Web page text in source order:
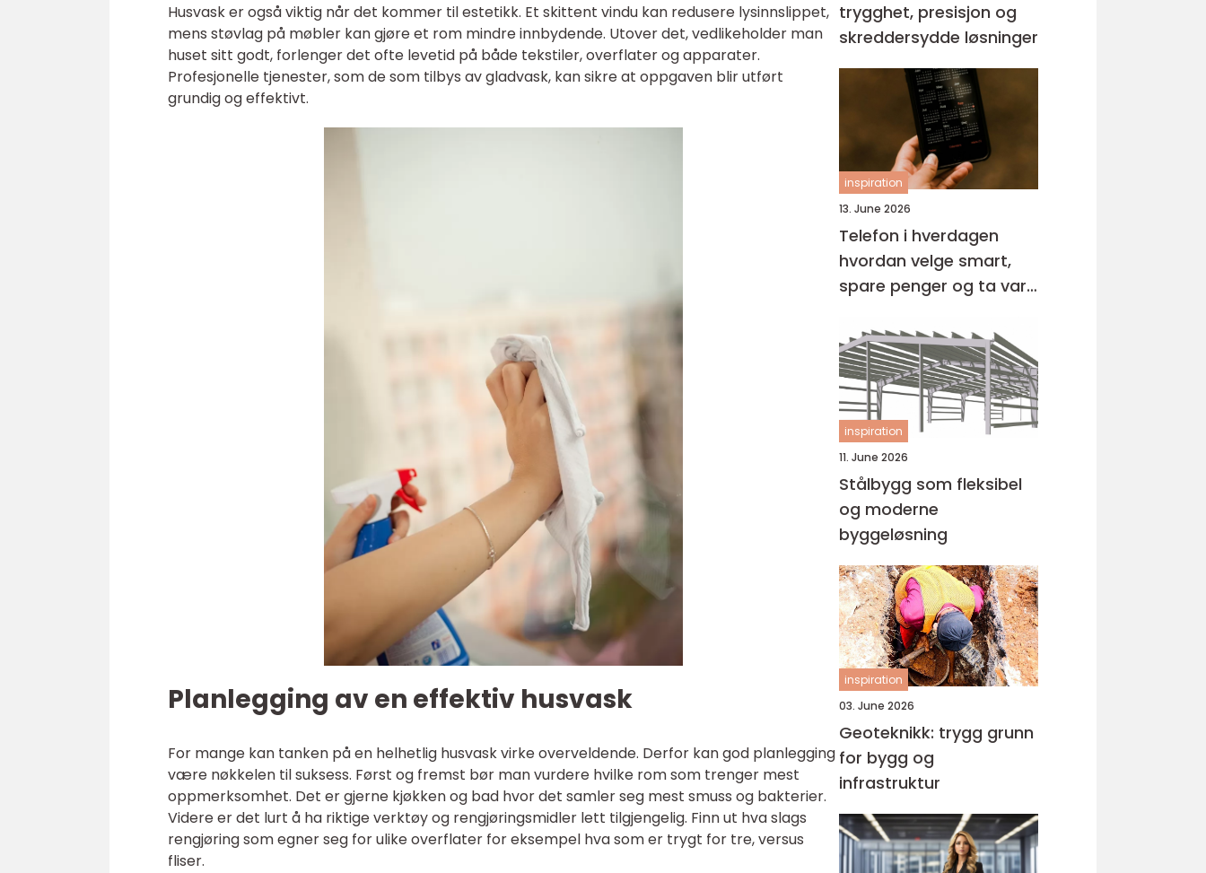
Husvask er også viktig når det kommer til estetikk. Et skittent vindu kan redusere lysinnslippet,
mens støvlag på møbler kan gjøre et rom mindre innbydende. Utover det, vedlikeholder man
huset sitt godt, forlenger det ofte levetid på både tekstiler, overflater og apparater.
Profesjonelle tjenester, som de som tilbys av gladvask, kan sikre at oppgaven blir utført
grundig og effektivt.
Planlegging av en effektiv husvask
For mange kan tanken på en helhetlig husvask virke overveldende. Derfor kan god planlegging
være nøkkelen til suksess. Først og fremst bør man vurdere hvilke rom som trenger mest
oppmerksomhet. Det er gjerne kjøkken og bad hvor det samler seg mest smuss og bakterier.
Videre er det lurt å ha riktige verktøy og rengjøringsmidler lett tilgjengelig. Finn ut hva slags
rengjøring som egner seg for ulike overflater for eksempel hva som er trygt for tre, versus
fliser.
trygghet, presisjon og
skreddersydde løsninger
inspiration
13. June 2026
Telefon i hverdagen
hvordan velge smart,
spare penger og ta vare
inspiration
11. June 2026
Stålbygg som fleksibel
og moderne
byggeløsning
inspiration
03. June 2026
Geoteknikk: trygg grunn
for bygg og
infrastruktur